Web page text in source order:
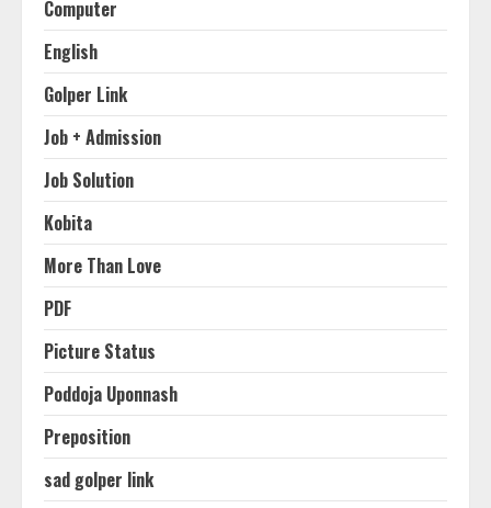
Computer
English
Golper Link
Job + Admission
Job Solution
Kobita
More Than Love
PDF
Picture Status
Poddoja Uponnash
Preposition
sad golper link